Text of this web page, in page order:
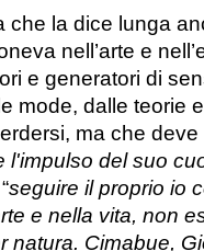
che la dice lunga
nell’arte e
e generatori di
mode, dalle teorie e
ma che deve
l'impulso del suo
seguire il proprio io
e nella vita, non
natura. Cimabue,